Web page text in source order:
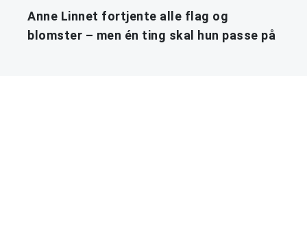
Anne Linnet fortjente alle flag og
blomster – men én ting skal hun passe på